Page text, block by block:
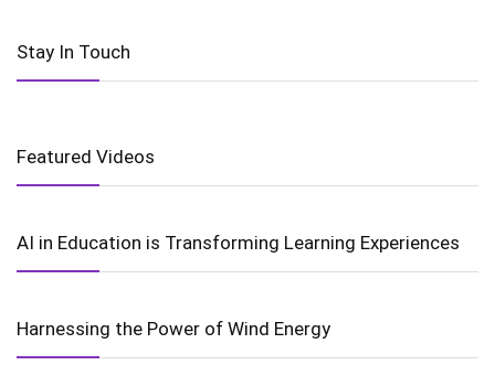
Stay In Touch
Featured Videos
AI in Education is Transforming Learning Experiences
Harnessing the Power of Wind Energy